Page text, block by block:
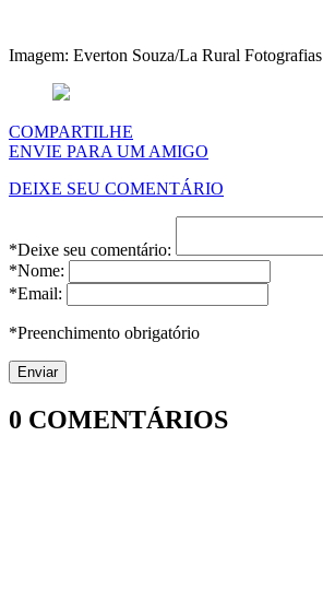
Imagem: Everton Souza/La Rural Fotografias
COMPARTILHE
ENVIE PARA UM AMIGO
DEIXE SEU COMENTÁRIO
*Deixe seu comentário:
*Nome:
*Email:
*Preenchimento obrigatório
0 COMENTÁRIOS